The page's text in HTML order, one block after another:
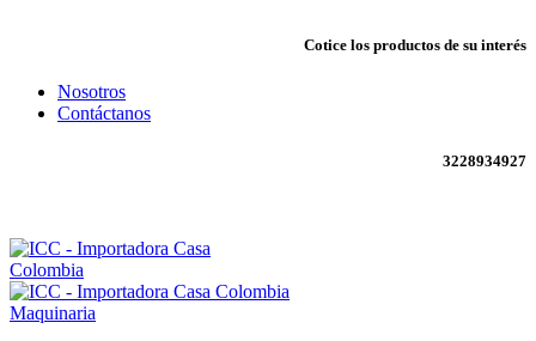
Cotice los productos de su interés
Nosotros
Contáctanos
3228934927
Maquinaria